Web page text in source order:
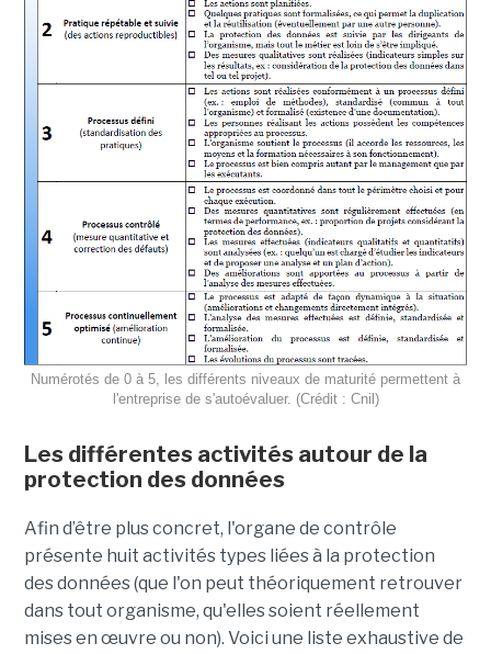
Numérotés de 0 à 5, les différents niveaux de maturité permettent à
l'entreprise de s'autoévaluer. (Crédit : Cnil)
Les différentes activités autour de la
protection des données
Afin d’être plus concret, l'organe de contrôle
présente huit activités types liées à la protection
des données (que l'on peut théoriquement retrouver
dans tout organisme, qu'elles soient réellement
mises en œuvre ou non). Voici une liste exhaustive de